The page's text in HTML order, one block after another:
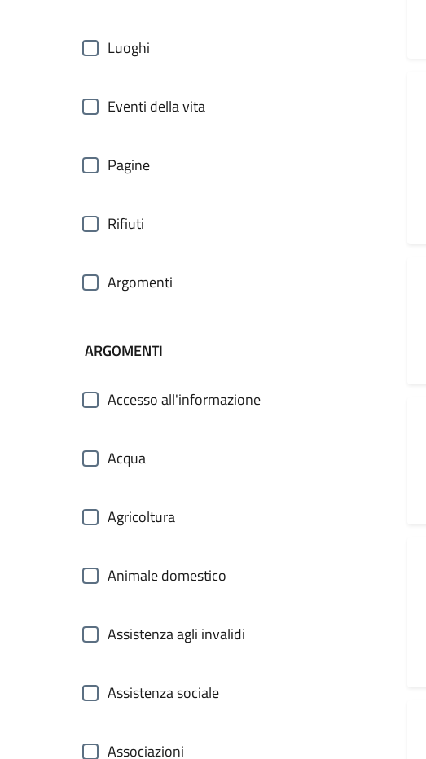
Luoghi
Eventi della vita
Pagine
Rifiuti
Argomenti
ARGOMENTI
Accesso all'informazione
Acqua
Agricoltura
Animale domestico
Assistenza agli invalidi
Assistenza sociale
Associazioni